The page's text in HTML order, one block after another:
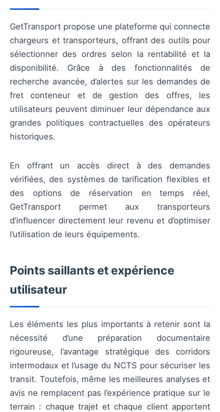
GetTransport propose une plateforme qui connecte
chargeurs et transporteurs, offrant des outils pour
sélectionner des ordres selon la rentabilité et la
disponibilité. Grâce à des fonctionnalités de
recherche avancée, d’alertes sur les demandes de
fret conteneur et de gestion des offres, les
utilisateurs peuvent diminuer leur dépendance aux
grandes politiques contractuelles des opérateurs
historiques.
En offrant un accès direct à des demandes
vérifiées, des systèmes de tarification flexibles et
des options de réservation en temps réel,
GetTransport permet aux transporteurs
d’influencer directement leur revenu et d’optimiser
l’utilisation de leurs équipements.
Points saillants et expérience
utilisateur
Les éléments les plus importants à retenir sont la
nécessité d’une préparation documentaire
rigoureuse, l’avantage stratégique des corridors
intermodaux et l’usage du NCTS pour sécuriser les
transit. Toutefois, même les meilleures analyses et
avis ne remplacent pas l’expérience pratique sur le
terrain : chaque trajet et chaque client apportent